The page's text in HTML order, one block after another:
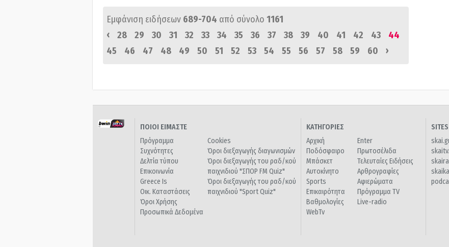
Εμφάνιση ειδήσεων 689-704 από σύνολο 1161
‹
28 29 30 31 32 33 34 35 36 37 38 39 40 41 42 43
44
45
46 47 48 49 50 51 52 53 54 55 56 57 58 59 60 ›
ΠΟΙΟΙ ΕΙΜΑΣΤΕ
Πρόγραμμα
Συχνότητες
Δελτία τύπου
Επικοινωνία
Greece Is
Οικ. Καταστάσεις
Όροι Χρήσης
Προσωπικά Δεδομένα
Cookies
Όροι διεξαγωγής διαγωνισμών
Όροι διεξαγωγής του ραδ/κού
παιχνιδιού "ΣΠΟΡ FM Quiz"
Όροι διεξαγωγής του ραδ/κού
παιχνιδιού "Sport Quiz"
ΚΑΤΗΓΟΡΙΕΣ
Αρχική
Ποδόσφαιρο
Μπάσκετ
Αυτοκίνητο
Sports
Επικαιρότητα
Βαθμολογίες
WebTv
Enter
Πρωτοσέλιδα
Τελευταίες Ειδήσεις
Αρθρογραφίες
Αφιερώματα
Πρόγραμμα TV
Live-radio